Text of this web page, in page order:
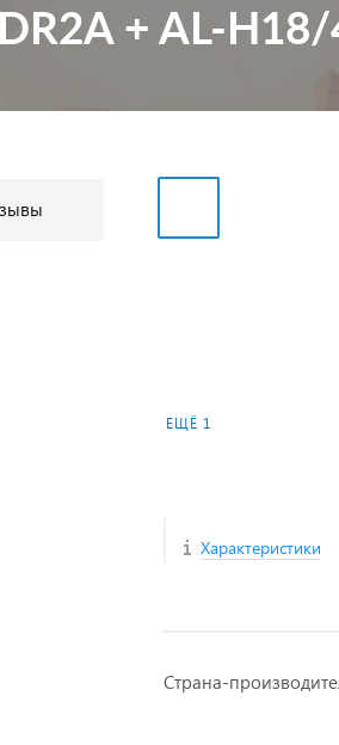
+ AL-H18/
ЕЩЁ 1
Характеристики
Страна-